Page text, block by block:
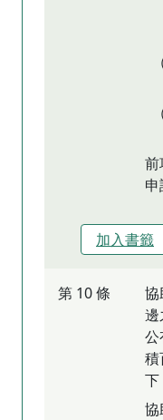
前
申
加入書籤
第 10 條
協
邊
公
積
下
協